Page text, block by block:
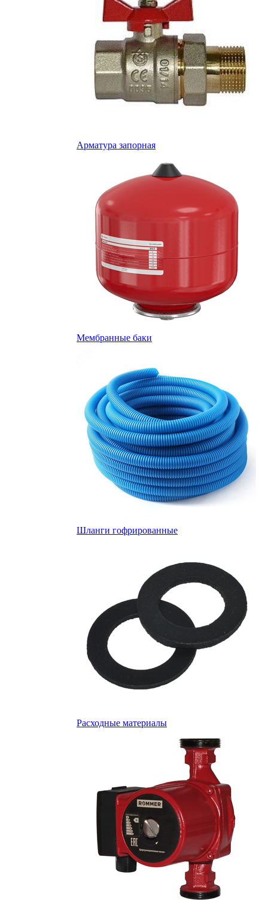
Арматура запорная
Мембранные баки
Шланги гофрированные
Расходные материалы